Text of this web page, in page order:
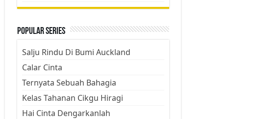
Popular Series
Salju Rindu Di Bumi Auckland
Calar Cinta
Ternyata Sebuah Bahagia
Kelas Tahanan Cikgu Hiragi
Hai Cinta Dengarkanlah